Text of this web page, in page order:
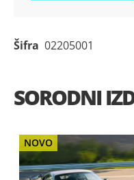
Šifra 02205001
SORODNI
NOVO